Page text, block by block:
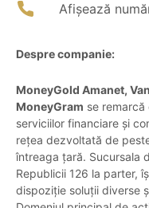
Afișează
Despre companie:
MoneyGold Amanet,
MoneyGram se
serviciilor financiare și
rețea dezvoltată de
întreaga țară. Sucursala
Republicii 126 la parter,
dispoziție soluții diverse